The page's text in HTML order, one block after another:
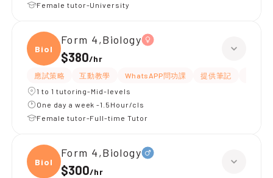
Female tutor-University
Biolo
Form 4,Biology
$380/hr
應試策略 互動教學 WhatsAPP問功課 提供筆記
1 to 1 tutoring-Mid-levels
One day a week -1.5Hour/cls
Female tutor-Full-time Tutor
Biolo
Form 4,Biology
$300/hr